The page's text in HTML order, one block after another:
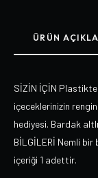
ÜRÜN
SİZİN İÇİN
içeceklerinizin
hediyesi. Bardak
BİLGİLERİ Nemli bir
içeriği 1 adettir.